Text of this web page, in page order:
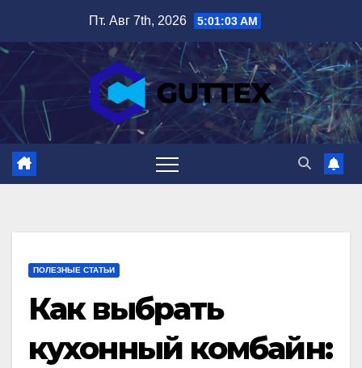
содержимому
Пт. Авг 7th, 2026 5:01:05 AM
ПОЛЕЗНЫЕ СТАТЬИ
Как выбрать
кухонный комбайн: